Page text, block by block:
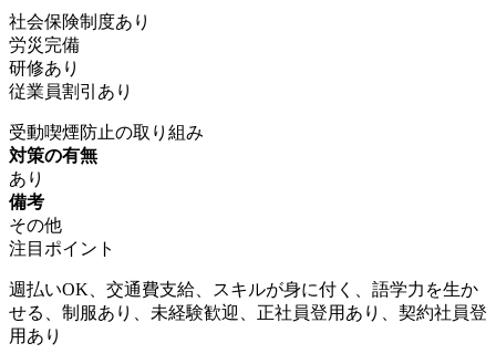
社会保険制度あり
労災完備
研修あり
従業員割引あり
受動喫煙防止の取り組み
対策の有無
あり
備考
その他
注目ポイント
週払いOK、交通費支給、スキルが身に付く、語学力を生か
せる、制服あり、未経験歓迎、正社員登用あり、契約社員登
用あり